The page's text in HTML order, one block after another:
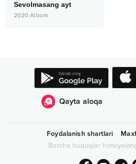
Sevolmasang ayt
2020 Albom
Qayta aloqa
Foydalanish shartlari
Barcha huquqlar